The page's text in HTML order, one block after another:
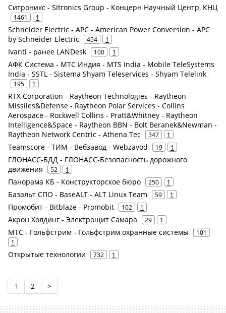
Ситроникс - Sitronics Group - Концерн Научный Центр, КНЦ
1461 1
Schneider Electric - APC - American Power Conversion - APC
by Schneider Electric
454 1
Ivanti - ранее LANDesk 100 1
АФК Система - МТС Индия - MTS India - Mobile TeleSystems
India - SSTL - Sistema Shyam Teleservices - Shyam Telelink
195 1
RTX Corporation - Raytheon Technologies - Raytheon
Missiles&Defense - Raytheon Polar Services - Collins
Aerospace - Rockwell Collins - Pratt&Whitney - Raytheon
Intelligence&Space - Raytheon BBN - Bolt Beranek&Newman -
Raytheon Network Centric - Athena Tec
347 1
Teamscore - ТИМ - Вебзавод - Webzavod 19 1
ГЛОНАСС-БДД - ГЛОНАСС-Безопасность дорожного
движения
52 1
Панорама КБ - Конструкторское бюро 250 1
Базальт СПО - BaseALT - ALT Linux Team 59 1
Промобит - Bitblaze - Promobit 102 1
Акрон Холдинг - Электрощит Самара 29 1
МТС - Гольфстрим - Гольфстрим охранные системы
101
1
Открытые технологии 732 1
1 2 >